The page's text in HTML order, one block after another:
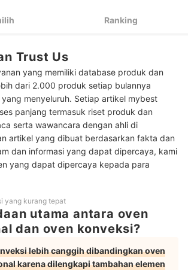
di bawah 2.000 watt bila daya listrik
dan Breville
Oven Terbaik
oven lainnya di sini
Ranking
Trust Us
yang memiliki database produk dan
dari 2.000 produk setiap bulannya
menyeluruh. Setiap artikel mybest
panjang termasuk riset produk dan
serta wawancara dengan ahli di
artikel yang dibuat berdasarkan fakta dan
dan informasi yang dapat dipercaya, kami
yang dapat dipercaya kepada para
yang kurang tepat
utama antara oven
dan oven konveksi?
lebih canggih dibandingkan oven
karena dilengkapi tambahan elemen